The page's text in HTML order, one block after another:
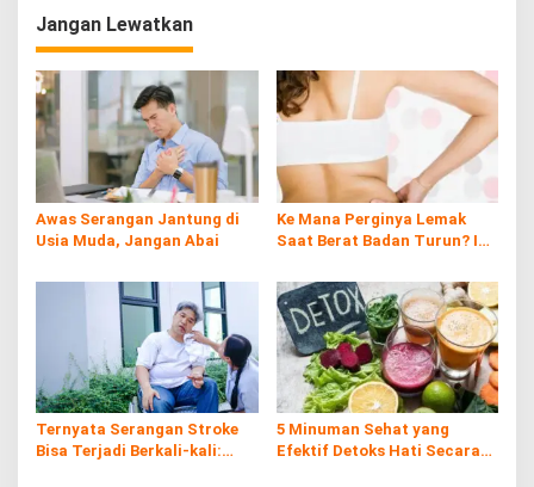
g
a
s
i
p
o
s
Jangan Lewatkan
Awas Serangan Jantung di
Usia Muda, Jangan Abai
Ke Mana Perginya Lemak
Saat Berat Badan Turun? Ini
Ternyata Serangan Stroke
Bisa Terjadi Berkali-kali:
5 Minuman Sehat yang
Efektif Detoks Hati Secara